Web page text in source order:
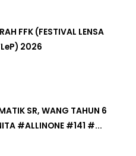
FFK (FESTIVAL LENSA
2026
SR, WANG TAHUN 6
#ALLINONE #141 #...